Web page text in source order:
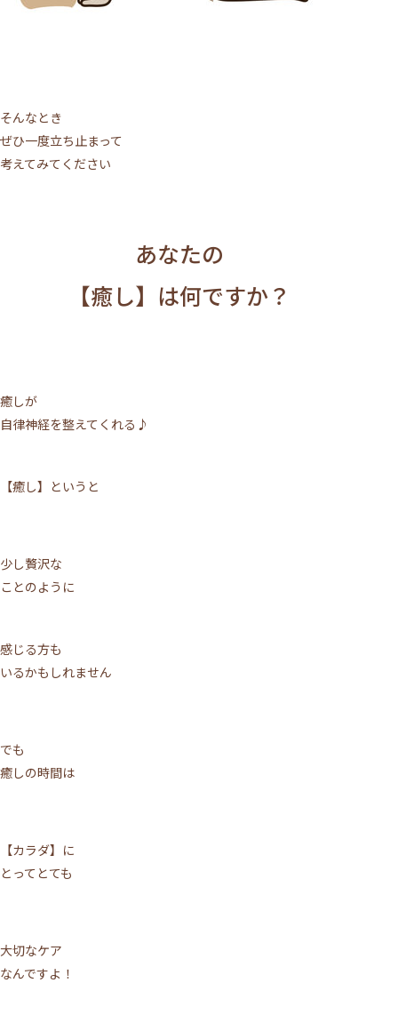
サロンについて
ご利用の流れ
そんなとき
ぜひ一度立ち止まって
考えてみてください
あなたの
【癒し】は何ですか？
癒しが
自律神経を整えてくれる♪
【癒し】というと
少し贅沢な
ことのように
感じる方も
いるかもしれません
でも
癒しの時間は
【カラダ】に
とってとても
大切なケア
なんですよ！